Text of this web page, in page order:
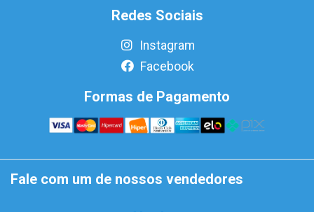
Redes Sociais
Instagram
Facebook
Formas de Pagamento
Fale com um de nossos vendedores